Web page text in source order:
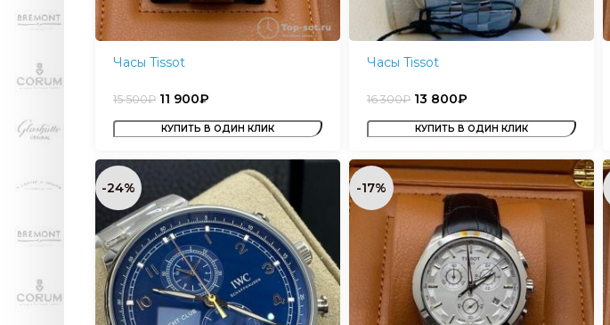
Часы Tissot
15 500₽ 11 900₽
КУПИТЬ В ОДИН КЛИК
Часы Tissot
16 300₽ 13 800₽
КУПИТЬ В ОДИН КЛИК
-24% -17%